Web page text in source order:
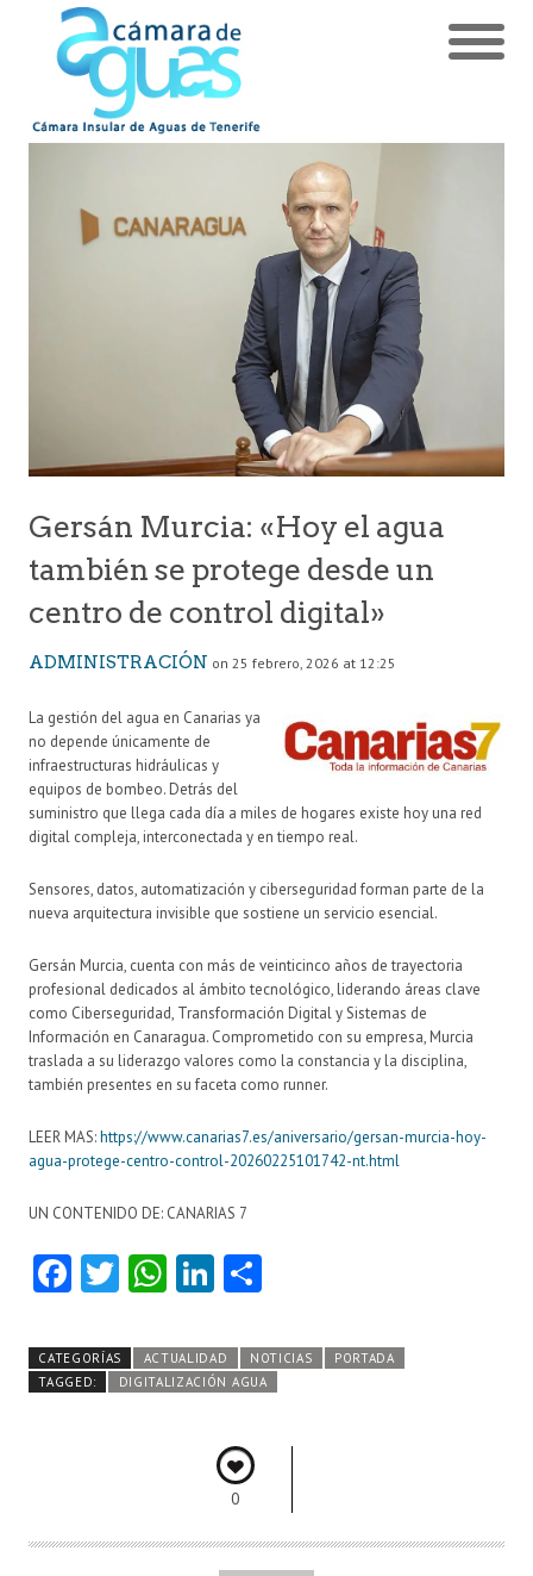
Gersán Murcia: «Hoy el agua
también se protege desde un
centro de control digital»
ADMINISTRACIÓN on 25 febrero, 2026 at 12:25
La gestión del agua en Canarias ya
no depende únicamente de
infraestructuras hidráulicas y
equipos de bombeo. Detrás del
suministro que llega cada día a miles de hogares existe hoy una red
digital compleja, interconectada y en tiempo real.
Sensores, datos, automatización y ciberseguridad forman parte de la
nueva arquitectura invisible que sostiene un servicio esencial.
Gersán Murcia, cuenta con más de veinticinco años de trayectoria
profesional dedicados al ámbito tecnológico, liderando áreas clave
como Ciberseguridad, Transformación Digital y Sistemas de
Información en Canaragua. Comprometido con su empresa, Murcia
traslada a su liderazgo valores como la constancia y la disciplina,
también presentes en su faceta como runner.
LEER MAS:https://www.canarias7.es/aniversario/gersan-murcia-hoy-
agua-protege-centro-control-20260225101742-nt.html
UN CONTENIDO DE: CANARIAS 7
Fa
b
o
T
itt
er
W
ts
A
Li
e
dI
m
pa
CATEGORÍAS ACTUALIDAD NOTICIAS
PORTADA
TAGGED:
DIGITALIZACIÓN AGUA
0